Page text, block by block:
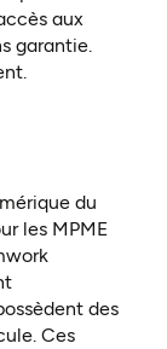
aux
garantie.
du
les MPME
des
Ces